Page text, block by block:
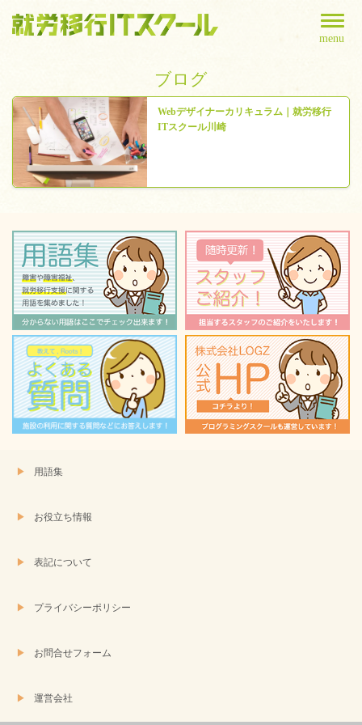
menu
ブログ
Webデザイナーカリキュラム｜就労移行
ITスクール川崎
用語集
お役立ち情報
表記について
プライバシーポリシー
お問合せフォーム
運営会社